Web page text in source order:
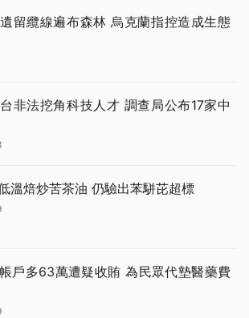
留纜線遍布森林 烏克蘭指控造成生態
非法挖角科技人才 調查局公布17家中
溫焙炒苦茶油 仍驗出苯駢芘超標
戶多63萬遭疑收賄 為民眾代墊醫藥費